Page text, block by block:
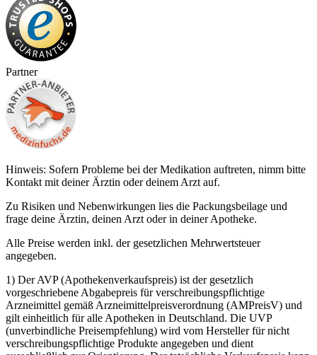
Partner
Hinweis: Sofern Probleme bei der Medikation auftreten, nimm bitte
Kontakt mit deiner Ärztin oder deinem Arzt auf.
Zu Risiken und Nebenwirkungen lies die Packungsbeilage und
frage deine Ärztin, deinen Arzt oder in deiner Apotheke.
Alle Preise werden inkl. der gesetzlichen Mehrwertsteuer
angegeben.
1) Der AVP (Apothekenverkaufspreis) ist der gesetzlich
vorgeschriebene Abgabepreis für verschreibungspflichtige
Arzneimittel gemäß Arzneimittelpreisverordnung (AMPreisV) und
gilt einheitlich für alle Apotheken in Deutschland. Die UVP
(unverbindliche Preisempfehlung) wird vom Hersteller für nicht
verschreibungspflichtige Produkte angegeben und dient